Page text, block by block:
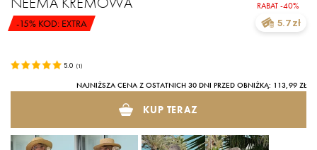
-15% KOD: EXTRA
RABAT -40%
5.7 zł
5.0 (1)
NAJNIŻSZA CENA Z OSTATNICH 30 DNI PRZED OBNIŻKĄ: 113,99 ZŁ
KUP TERAZ